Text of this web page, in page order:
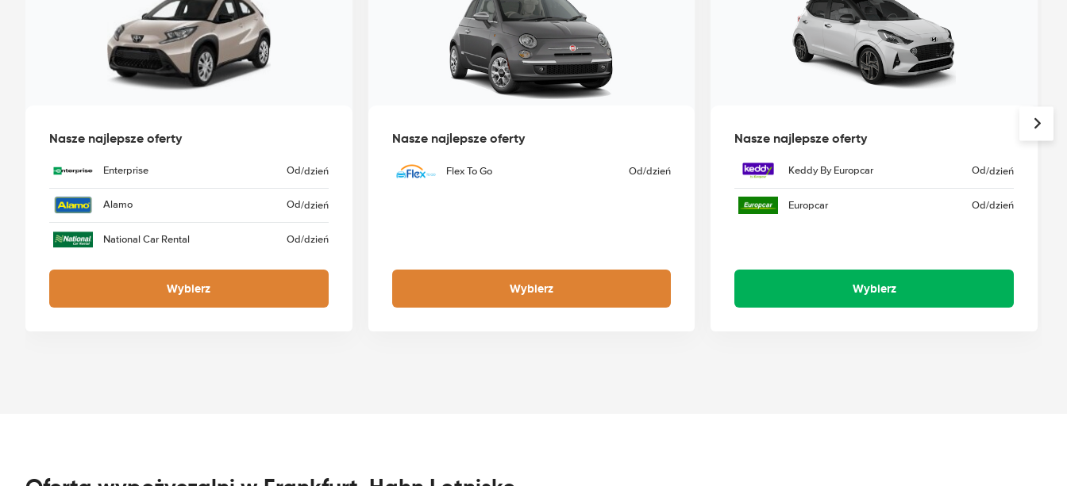
Nasze najlepsze oferty
Enterprise Od/dzień
Alamo Od/dzień
National Car Rental Od/dzień
Wybierz
Nasze najlepsze oferty
Flex To Go Od/dzień
Wybierz
Nasze najlepsze oferty
Keddy By Europcar Od/dzień
Europcar Od/dzień
Wybierz